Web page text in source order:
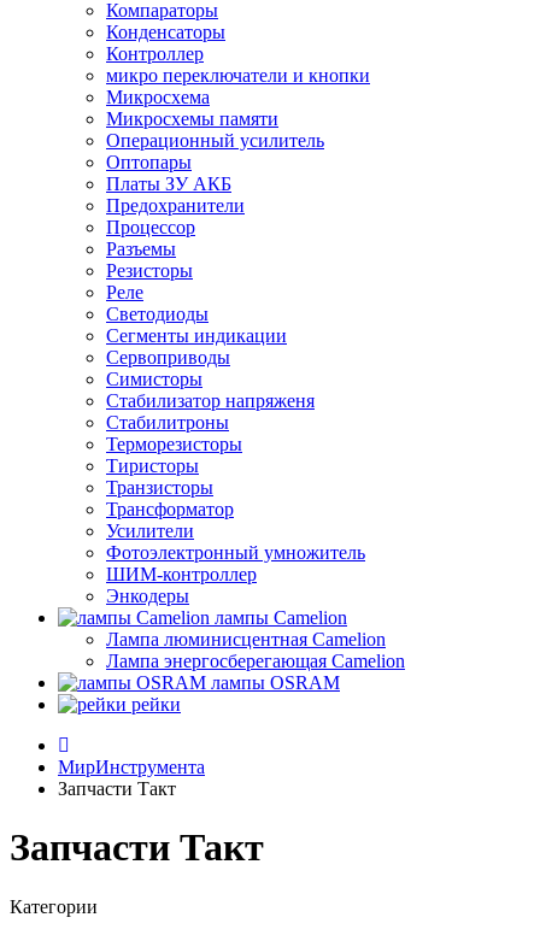
Компараторы
Конденсаторы
Контроллер
микро переключатели и кнопки
Микросхема
Микросхемы памяти
Операционный усилитель
Оптопары
Платы ЗУ АКБ
Предохранители
Процессор
Разъемы
Резисторы
Реле
Светодиоды
Сегменты индикации
Сервоприводы
Симисторы
Стабилизатор напряженя
Стабилитроны
Терморезисторы
Тиристоры
Транзисторы
Трансформатор
Усилители
Фотоэлектронный умножитель
ШИМ-контроллер
Энкодеры
лампы Camelion
Лампа люминисцентная Сamelion
Лампа энергосберегающая Сamelion
лампы OSRAM
рейки
МирИнструмента
Запчасти Такт
Запчасти Такт
Категории